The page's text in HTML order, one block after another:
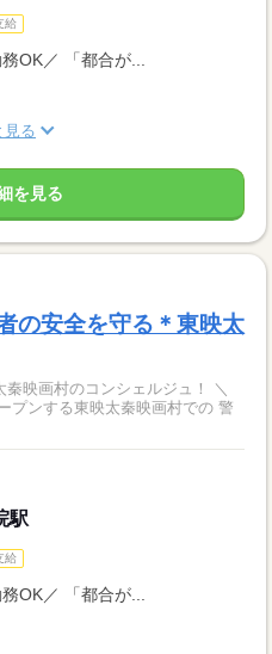
給
OK／ 「都合が...
見る
を見る
の安全を守る＊東映太
映画村のコンシェルジュ！ ＼
ンする東映太秦映画村での 警
駅
給
OK／ 「都合が...